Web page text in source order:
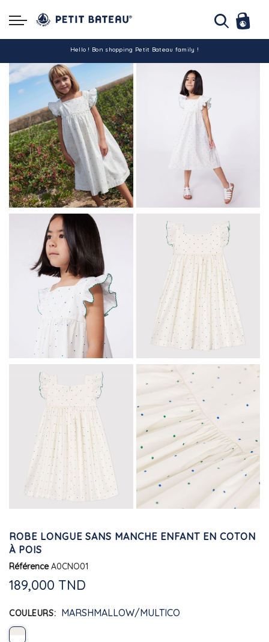
Hello ! Bon shopping Petit Bateau family !
-10% pour tout paiement par carte bancaire (hors promo)
ROBE LONGUE SANS MANCHE ENFANT EN COTON
À POIS
Référence A0CNO01
189,000 TND
COULEURS MARSHMALLOW/MULTICO